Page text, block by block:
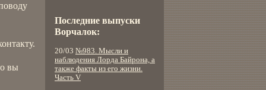
вы
Последние выпуски
Ворчалок:
20/03 №983. Мысли и
наблюдения Лорда Байрона, а
также факты из его жизни.
Часть V